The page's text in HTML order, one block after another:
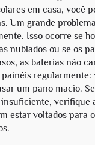
em casa, você
Um grande
Isso ocorre se
nublados ou se os
as baterias não
regularmente:
um pano macio.
verifique
estar voltados para